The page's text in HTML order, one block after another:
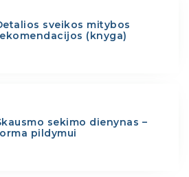
sveikos mitybos
(knyga)
sekimo dienynas –
pildymui